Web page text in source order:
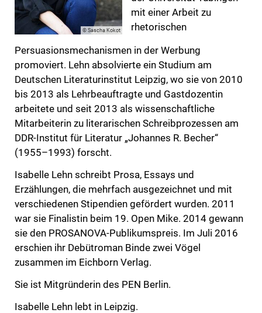
© Sascha Kokot
mit einer Arbeit zu
rhetorischen
Persuasionsmechanismen in der Werbung
promoviert. Lehn absolvierte ein Studium am
Deutschen Literaturinstitut Leipzig, wo sie von 2010
bis 2013 als Lehrbeauftragte und Gastdozentin
arbeitete und seit 2013 als wissenschaftliche
Mitarbeiterin zu literarischen Schreibprozessen am
DDR-Institut für Literatur „Johannes R. Becher“
(1955–1993) forscht.
Isabelle Lehn schreibt Prosa, Essays und
Erzählungen, die mehrfach ausgezeichnet und mit
verschiedenen Stipendien gefördert wurden. 2011
war sie Finalistin beim 19. Open Mike. 2014 gewann
sie den PROSANOVA-Publikumspreis. Im Juli 2016
erschien ihr Debütroman Binde zwei Vögel
zusammen im Eichborn Verlag.
Sie ist Mitgründerin des PEN Berlin.
Isabelle Lehn lebt in Leipzig.